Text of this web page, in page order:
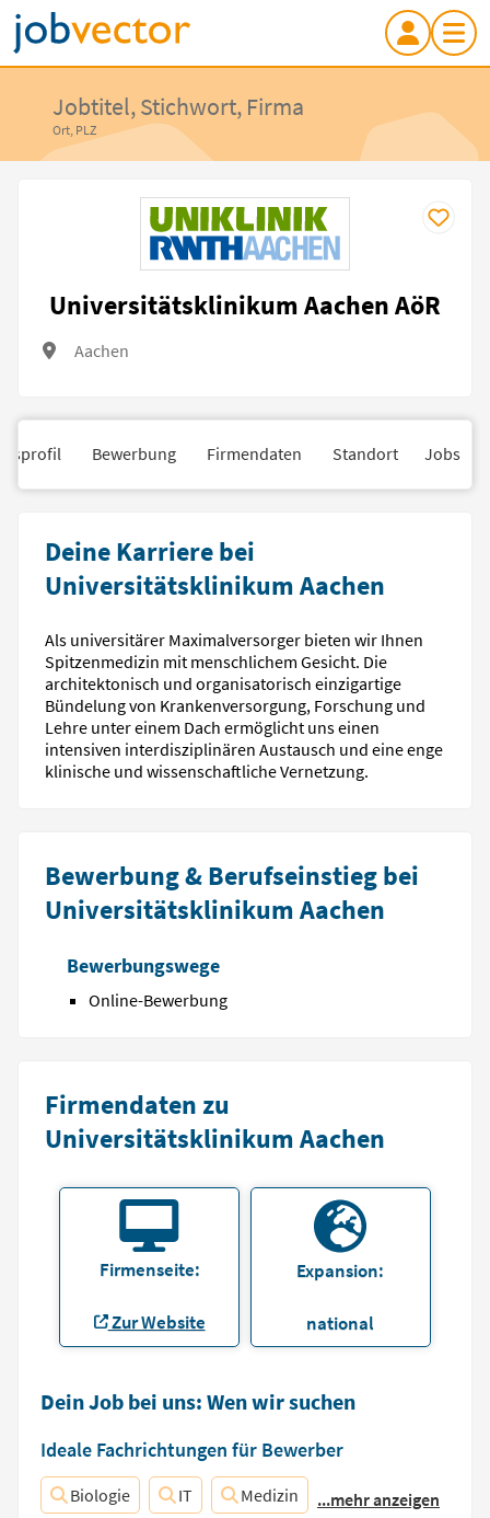
Jobtitel, Stichwort, Firma
Ort, PLZ
Universitätsklinikum Aachen AöR
Aachen
Bewerbung Firmendaten Standort Jobs
Deine Karriere bei
Universitätsklinikum Aachen
Als universitärer Maximalversorger bieten wir Ihnen
Spitzenmedizin mit menschlichem Gesicht. Die
architektonisch und organisatorisch einzigartige
Bündelung von Krankenversorgung, Forschung und
Lehre unter einem Dach ermöglicht uns einen
intensiven interdisziplinären Austausch und eine enge
klinische und wissenschaftliche Vernetzung.
Bewerbung & Berufseinstieg bei
Universitätsklinikum Aachen
Bewerbungswege
Online-Bewerbung
Firmendaten zu
Universitätsklinikum Aachen
Firmenseite:
Zur Website
Expansion:
national
Dein Job bei uns: Wen wir suchen
Ideale Fachrichtungen für Bewerber
Biologie IT Medizin ...mehr anzeigen